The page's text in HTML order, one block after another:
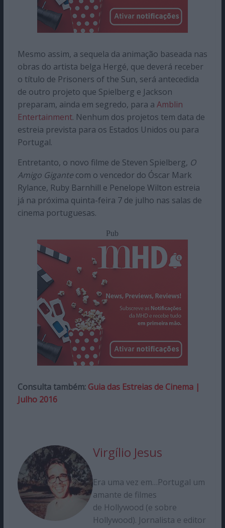
Mesmo assim, a sequela da animação baseada nas
obras do artista belga Hergé, que deverá receber
o título de Prisoners of the Sun, será antecedida
de outro projeto que Spielberg e Jackson
preparam, ainda em segredo, para a Amblin
Entertainment. Nenhum dos projetos tem data de
estreia prevista para os Estados Unidos ou para
Portugal.
Entretanto, o novo filme de Steven Spielberg, O
Amigo Gigantecom o vencedor do Óscar Mark
Rylance, Ruby Barnhill e Penelope Wilton estreia
já na próxima quinta-feira 7 de julho nas salas de
cinema portuguesas.
Pub
Consulta também: Guia das Estreias de Cinema |
Julho 2016
Virgílio Jesus
Era uma vez em…Portugal um
amante de filmes
de Hollywood (e sobre
Hollywood). Jornalista e editor